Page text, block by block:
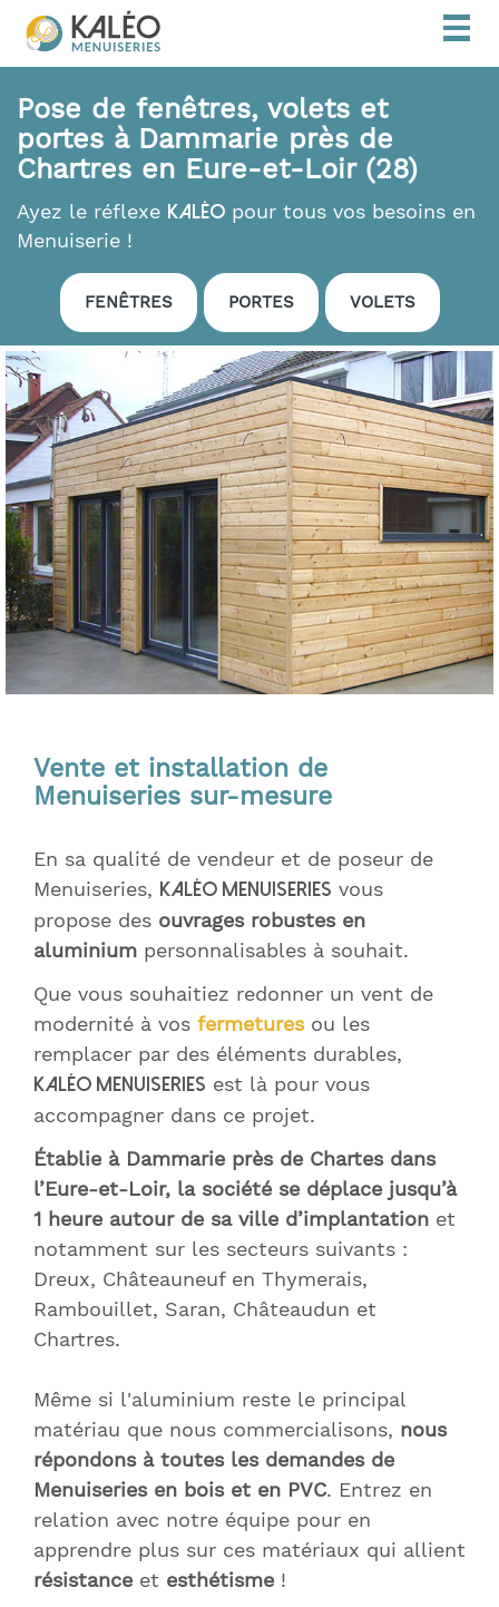
Pose de fenêtres, volets et
portes à Dammarie près de
Chartres en Eure-et-Loir (28)
Ayez le réflexe Kaléo pour tous vos besoins en
Menuiserie !
FENÊTRES PORTES VOLETS
Vente et installation de
Menuiseries sur-mesure
En sa qualité de vendeur et de poseur de
Menuiseries, Kaléo Menuiseries vous
propose des ouvrages robustes en
aluminium personnalisables à souhait.
Que vous souhaitiez redonner un vent de
modernité à vos fermetures ou les
remplacer par des éléments durables,
Kaléo Menuiseries est là pour vous
accompagner dans ce projet.
Établie à Dammarie près de Chartes dans
l’Eure-et-Loir, la société se déplace jusqu’à
1 heure autour de sa ville d’implantation et
notamment sur les secteurs suivants :
Dreux, Châteauneuf en Thymerais,
Rambouillet, Saran, Châteaudun et
Chartres.
Même si l'aluminium reste le principal
matériau que nous commercialisons, nous
répondons à toutes les demandes de
Menuiseries en bois et en PVC. Entrez en
relation avec notre équipe pour en
apprendre plus sur ces matériaux qui allient
résistance et esthétisme !